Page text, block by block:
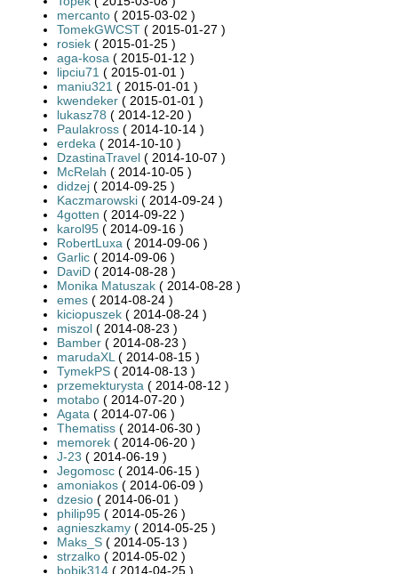
mercanto ( 2015-03-02 )
TomekGWCST ( 2015-01-27 )
rosiek ( 2015-01-25 )
aga-kosa ( 2015-01-12 )
lipciu71 ( 2015-01-01 )
maniu321 ( 2015-01-01 )
kwendeker ( 2015-01-01 )
lukasz78 ( 2014-12-20 )
Paulakross ( 2014-10-14 )
erdeka ( 2014-10-10 )
DzastinaTravel ( 2014-10-07 )
McRelah ( 2014-10-05 )
didzej ( 2014-09-25 )
Kaczmarowski ( 2014-09-24 )
4gotten ( 2014-09-22 )
karol95 ( 2014-09-16 )
RobertLuxa ( 2014-09-06 )
Garlic ( 2014-09-06 )
DaviD ( 2014-08-28 )
Monika Matuszak ( 2014-08-28 )
emes ( 2014-08-24 )
kiciopuszek ( 2014-08-24 )
miszol ( 2014-08-23 )
Bamber ( 2014-08-23 )
marudaXL ( 2014-08-15 )
TymekPS ( 2014-08-13 )
przemekturysta ( 2014-08-12 )
motabo ( 2014-07-20 )
Agata ( 2014-07-06 )
Thematiss ( 2014-06-30 )
memorek ( 2014-06-20 )
J-23 ( 2014-06-19 )
Jegomosc ( 2014-06-15 )
amoniakos ( 2014-06-09 )
dzesio ( 2014-06-01 )
philip95 ( 2014-05-26 )
agnieszkamy ( 2014-05-25 )
Maks_S ( 2014-05-13 )
strzalko ( 2014-05-02 )
bobik314 ( 2014-04-25 )